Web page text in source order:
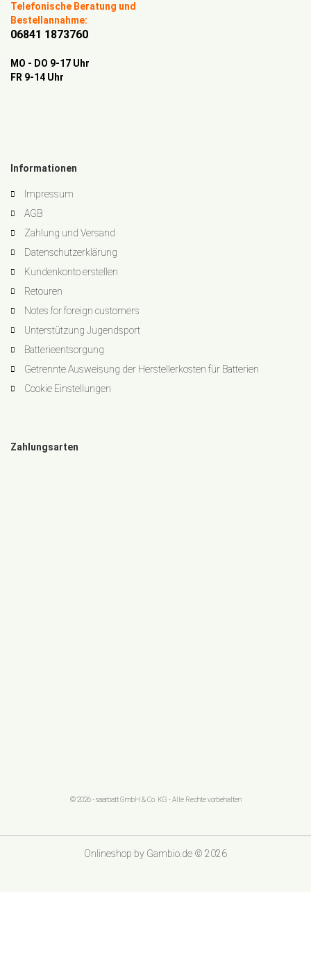
Telefonische Beratung und
Bestellannahme:
06841 1873760
MO - DO 9-17 Uhr
FR 9-14 Uhr
Informationen
Impressum
AGB
Zahlung und Versand
Datenschutzerklärung
Kundenkonto erstellen
Retouren
Notes for foreign customers
Unterstützung Jugendsport
Batterieentsorgung
Getrennte Ausweisung der Herstellerkosten für Batterien
Cookie Einstellungen
Zahlungsarten
© 2026 - saarbatt GmbH & Co. KG - Alle Rechte vorbehalten
Onlineshop by Gambio.de © 2026